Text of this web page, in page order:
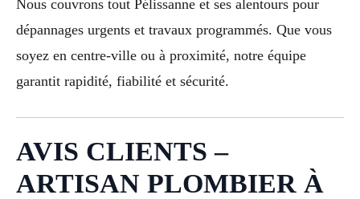
Nous couvrons tout Pélissanne et ses alentours pour
dépannages urgents et travaux programmés. Que vous
soyez en centre-ville ou à proximité, notre équipe
garantit rapidité, fiabilité et sécurité.
AVIS CLIENTS –
ARTISAN PLOMBIER À